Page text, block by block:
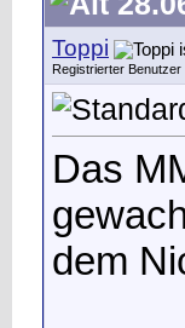
Toppi
Registrierter Benutzer
Das
dem